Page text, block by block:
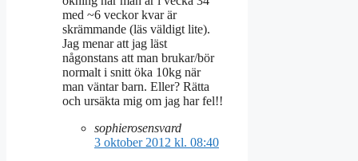
med ~6 veckor kvar är
skrämmande (läs väldigt lite).
Jag menar att jag läst
någonstans att man brukar/bör
normalt i snitt öka 10kg när
man väntar barn. Eller? Rätta
och ursäkta mig om jag har fel!!
sophierosensvard
3 oktober 2012 kl. 08:40